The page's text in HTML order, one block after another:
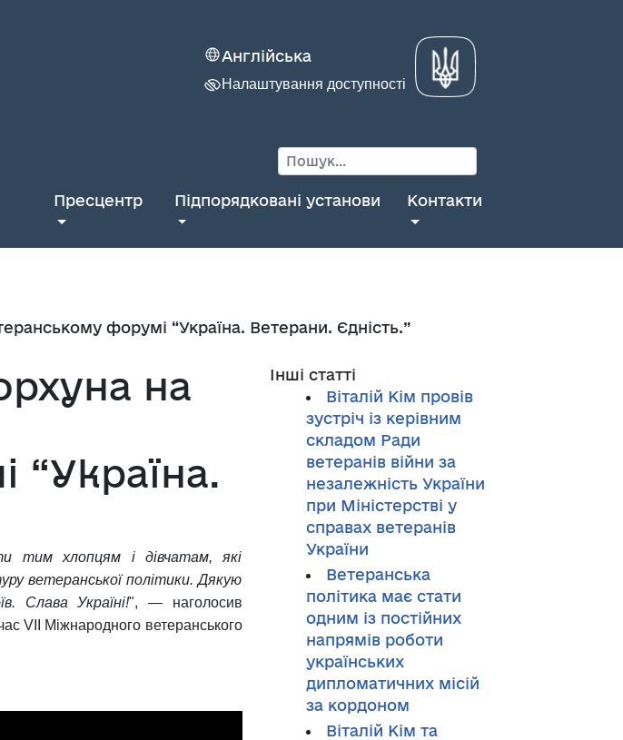
Англійська
Налаштування доступності
Пресцентр Підпорядковані установи Контакти
форумі “Україна. Ветерани. Єдність.”
на
“Україна.
тим хлопцям і дівчатам, які
ветеранської політики. Дякую
Слава Україні!", — наголосив
VII Міжнародного ветеранського
Інші статті
Віталій Кім провів
зустріч із керівним
складом Ради
ветеранів війни за
незалежність України
при Міністерстві у
справах ветеранів
України
Ветеранська
політика має стати
одним із постійних
напрямів роботи
українських
дипломатичних місій
за кордоном
Віталій Кім та